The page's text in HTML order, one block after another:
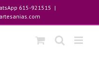
615-921515
|